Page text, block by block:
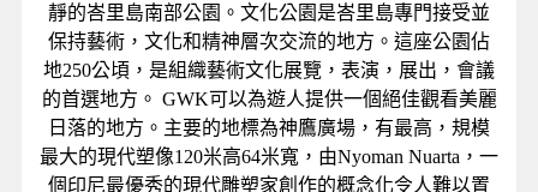
靜的峇里島南部公園。文化公園是峇里島專門接受並
保持藝術，文化和精神層次交流的地方。這座公園佔
地250公頃，是組織藝術文化展覽，表演，展出，會議
的首選地方。 GWK可以為遊人提供一個絕佳觀看美麗
日落的地方。主要的地標為神鷹廣場，有最高，規模
最大的現代塑像120米高64米寬，由Nyoman Nuarta，一
個印尼最優秀的現代雕塑家創作的概念化令人難以置